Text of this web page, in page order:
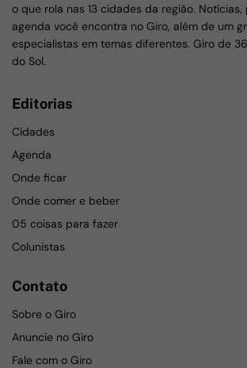
o que rola nas 13 cidades da região.
agenda você encontra no Giro, além de um
especialistas em temas diferentes. Giro de
do Sol.
Editorias
Cidades
Agenda
Onde ficar
Onde comer e beber
05 coisas para fazer
Colunistas
Contato
Sobre o Giro
Anuncie no Giro
Fale com o Giro